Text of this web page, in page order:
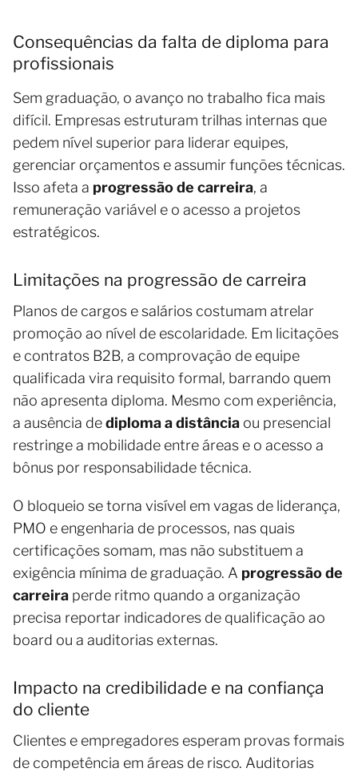
Consequências da falta de diploma para
profissionais
Sem graduação, o avanço no trabalho fica mais
difícil. Empresas estruturam trilhas internas que
pedem nível superior para liderar equipes,
gerenciar orçamentos e assumir funções técnicas.
Isso afeta a progressão de carreira, a
remuneração variável e o acesso a projetos
estratégicos.
Limitações na progressão de carreira
Planos de cargos e salários costumam atrelar
promoção ao nível de escolaridade. Em licitações
e contratos B2B, a comprovação de equipe
qualificada vira requisito formal, barrando quem
não apresenta diploma. Mesmo com experiência,
a ausência dediploma a distância ou presencial
restringe a mobilidade entre áreas e o acesso a
bônus por responsabilidade técnica.
O bloqueio se torna visível em vagas de liderança,
PMO e engenharia de processos, nas quais
certificações somam, mas não substituem a
exigência mínima de graduação. A progressão de
carreira perde ritmo quando a organização
precisa reportar indicadores de qualificação ao
board ou a auditorias externas.
Impacto na credibilidade e na confiança
do cliente
Clientes e empregadores esperam provas formais
de competência em áreas de risco. Auditorias